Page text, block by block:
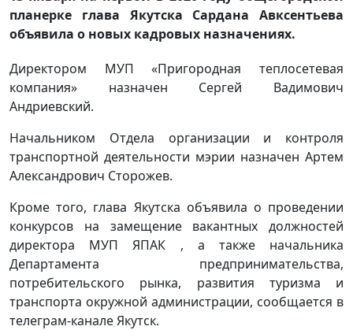
планерке глава Якутска Сардана Авксентьева
объявила о новых кадровых назначениях.
Директором МУП «Пригородная теплосетевая
компания» назначен Сергей Вадимович
Андриевский.
Начальником Отдела организации и контроля
транспортной деятельности мэрии назначен Артем
Александрович Сторожев.
Кроме того, глава Якутска объявила о проведении
конкурсов на замещение вакантных должностей
директора МУП ЯПАК , а также начальника
Департамента предпринимательства,
потребительского рынка, развития туризма и
транспорта окружной администрации, сообщается в
телеграм-канале Якутск.